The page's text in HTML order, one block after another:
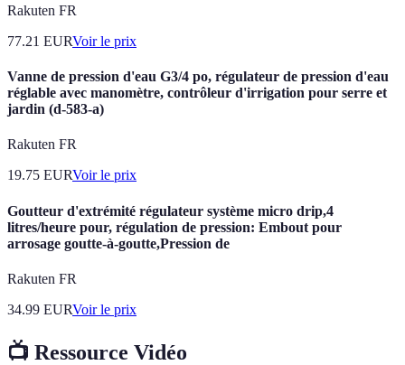
Rakuten FR
77.21 EURVoir le prix
Vanne de pression d'eau G3/4 po, régulateur de pression d'eau
réglable avec manomètre, contrôleur d'irrigation pour serre et
jardin (d-583-a)
Rakuten FR
19.75 EURVoir le prix
Goutteur d'extrémité régulateur système micro drip,4
litres/heure pour, régulation de pression: Embout pour
arrosage goutte-à-goutte,Pression de
Rakuten FR
34.99 EURVoir le prix
📺 Ressource Vidéo